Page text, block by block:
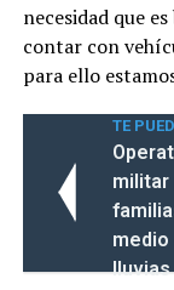
necesidad que
contar con
para ello
TE
militar
lluvias